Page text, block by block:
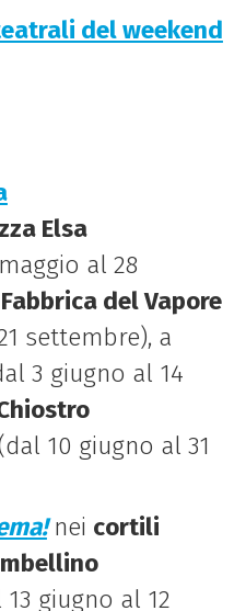
del weekend
Elsa
al 28
Fabbrica del Vapore
settembre), a
3 giugno al 14
10 giugno al 31
nei cortili
giugno al 12